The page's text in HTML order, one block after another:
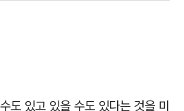
있고 있을 수도 있다는 것을 미